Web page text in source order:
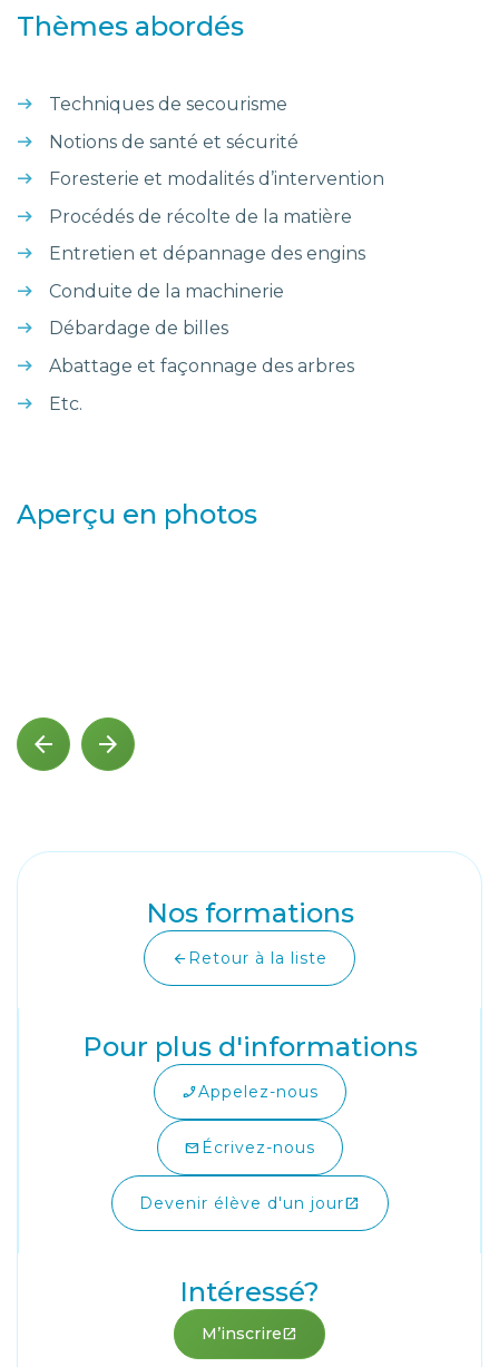
Thèmes abordés
Techniques de secourisme
Notions de santé et sécurité
Foresterie et modalités d’intervention
Procédés de récolte de la matière
Entretien et dépannage des engins
Conduite de la machinerie
Débardage de billes
Abattage et façonnage des arbres
Etc.
Aperçu en photos
arrow_back arrow_forward
Nos formations
arrow_back Retour à la liste
Pour plus d'informations
phone_enabledAppelez-nous
mail Écrivez-nous
Devenir élève d'un jouropen_in_new
Intéressé?
M’inscrireopen_in_new